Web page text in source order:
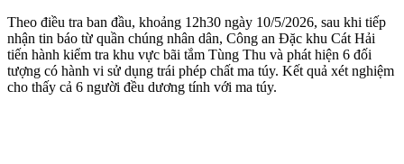
Theo điều tra ban đầu, khoảng 12h30 ngày 10/5/2026, sau khi tiếp
nhận tin báo từ quần chúng nhân dân, Công an Đặc khu Cát Hải
tiến hành kiểm tra khu vực bãi tắm Tùng Thu và phát hiện 6 đối
tượng có hành vi sử dụng trái phép chất ma túy. Kết quả xét nghiệm
cho thấy cả 6 người đều dương tính với ma túy.